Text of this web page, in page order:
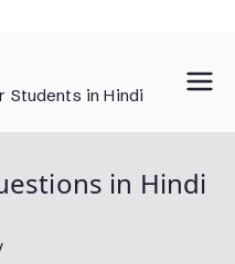
Students in Hindi
in Hindi